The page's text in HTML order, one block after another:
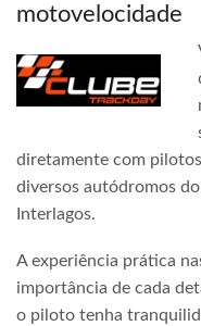
motovelocidade
diretamente com
diversos autódromos
Interlagos.
A experiência prática
importância de cada
o piloto tenha